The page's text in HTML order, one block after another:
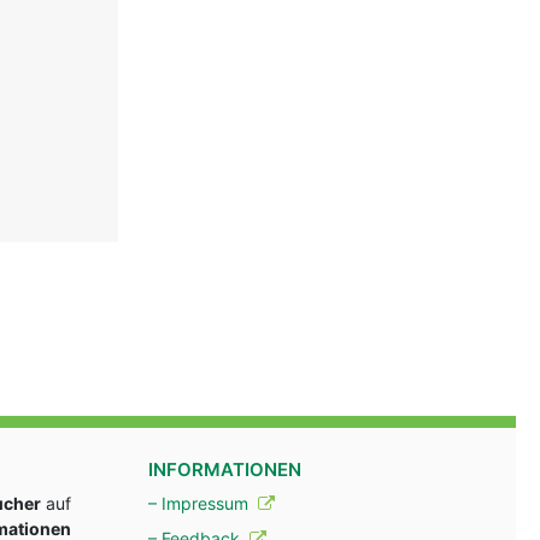
auf
INFORMATIONEN
– Impressum